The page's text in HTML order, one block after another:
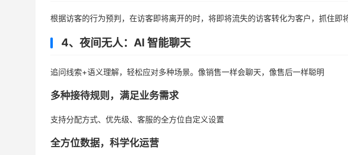
根据访客的行为预判，在访客即将离开的时，将即将流失的访客转化为客户，抓住即
4、夜间无人：AI 智能聊天
追问线索+语义理解，轻松应对多种场景。像销售一样会聊天，像售后一样聪明
多种接待规则，满足业务需求
支持分配方式、优先级、客服的全方位自定义设置
全方位数据，科学化运营